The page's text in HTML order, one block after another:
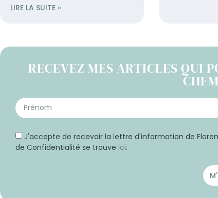
LIRE LA SUITE »
RECEVEZ MES ARTICLES QUI
J'accepte de recevoir la lettre d'information de
de Confidentialité se trouve ici.